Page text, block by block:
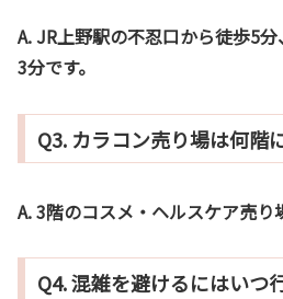
A.JR上野駅の不忍口から徒歩5
3分です。
Q3. カラコン売り場は何階
A.3階のコスメ・ヘルスケア売り
Q4. 混雑を避けるにはいつ